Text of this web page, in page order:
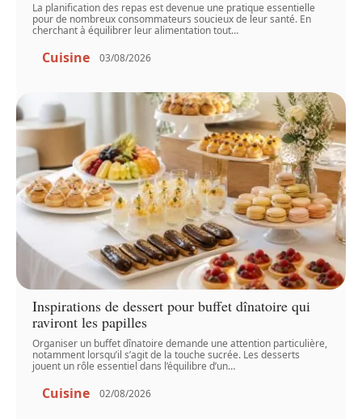
La planification des repas est devenue une pratique essentielle
pour de nombreux consommateurs soucieux de leur santé. En
cherchant à équilibrer leur alimentation tout…
Cuisine 03/08/2026
Inspirations de dessert pour buffet dînatoire qui
raviront les papilles
Organiser un buffet dînatoire demande une attention particulière,
notamment lorsqu’il s’agit de la touche sucrée. Les desserts
jouent un rôle essentiel dans l’équilibre d’un…
Cuisine 02/08/2026